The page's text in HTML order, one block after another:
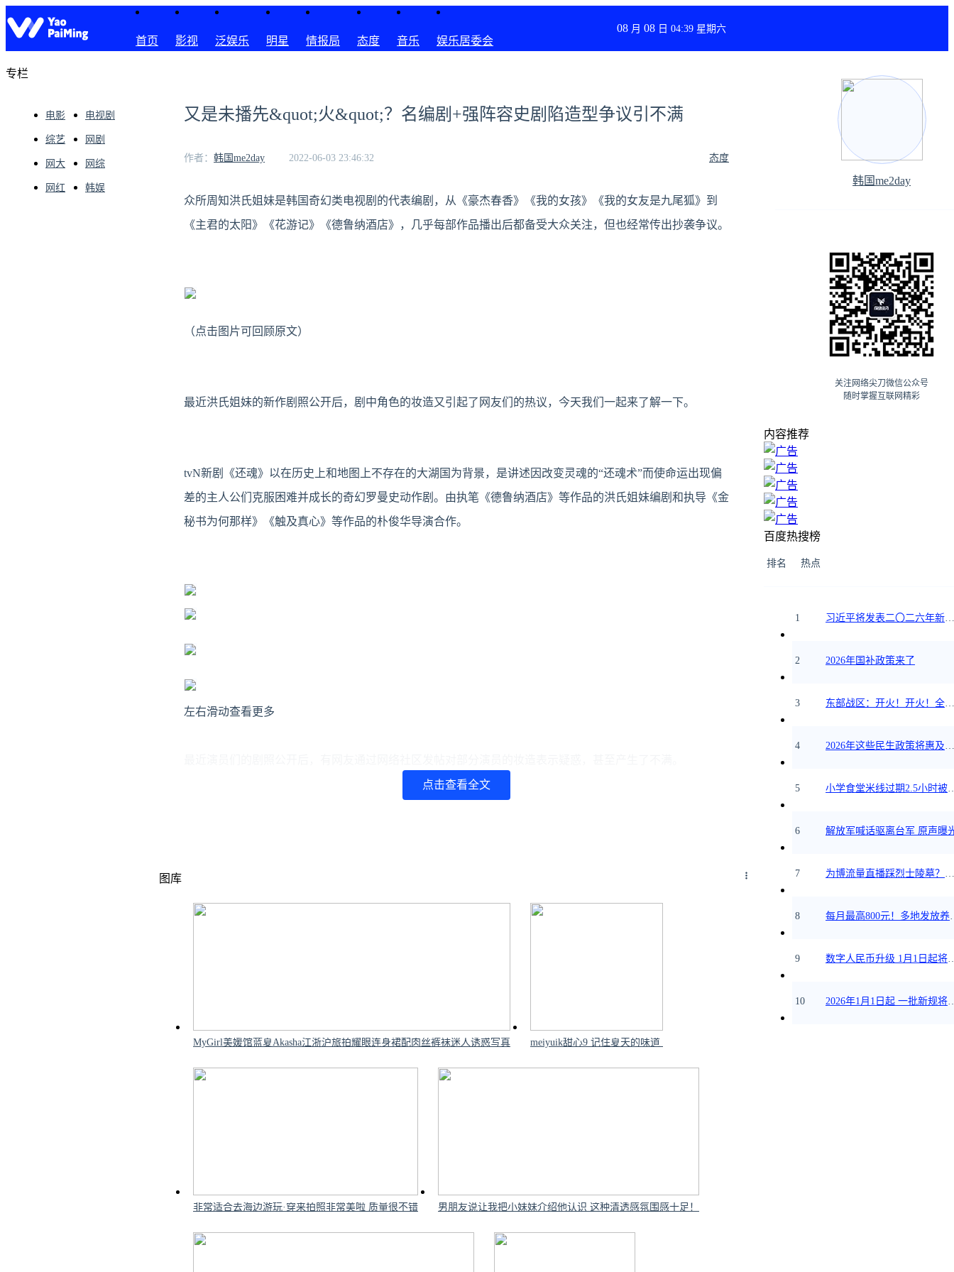
首页 影视 泛娱乐 明星 情报局 态度 音乐 娱乐居委会
08 月 08 日 04:39 星期六
专栏
电影 电视剧
综艺 网剧
网大 网综
网红 韩娱
又是未播先&quot;火&quot;？名编剧+强阵容史剧陷造型争议引不满
态度
作者： 韩国me2day 2022-06-03 23:46:32
众所周知洪氏姐妹是韩国奇幻类电视剧的代表编剧，从《豪杰春香》《我的女孩》《我的女友是九尾狐》到
《主君的太阳》《花游记》《德鲁纳酒店》，几乎每部作品播出后都备受大众关注，但也经常传出抄袭争议。
（点击图片可回顾原文）
最近洪氏姐妹的新作剧照公开后，剧中角色的妆造又引起了网友们的热议，今天我们一起来了解一下。
tvN新剧《还魂》以在历史上和地图上不存在的大湖国为背景，是讲述因改变灵魂的“还魂术”而使命运出现偏
差的主人公们克服困难并成长的奇幻罗曼史动作剧。由执笔《德鲁纳酒店》等作品的洪氏姐妹编剧和执导《金
秘书为何那样》《触及真心》等作品的朴俊华导演合作。
左右滑动查看更多
点击查看全文
图库
MyGirl美媛馆蓝夏Akasha江浙沪旅拍耀眼连身裙配肉丝裤袜迷人诱惑写真 meiyuik甜心9 记住夏天的味道 ​​​​
非常适合去海边游玩·穿来拍照非常美啦 质量很不错 男朋友说让我把小妹妹介绍他认识 这种清透感氛围感十足！
韩国me2day
关注网络尖刀微信公众号
随时掌握互联网精彩
内容推荐
百度热搜榜
排名 热点
1 习近平将发表二〇二六年
2 2026年国补政策来了
3 东部战区：开火！开火！全
4 2026年这些民生政策将
5 小学食堂米线
6 解放军喊话驱离台军 原声曝
7 为博流量直播踩烈士陵墓？
8 每月最
9 数字人民币升级
10 2026年1月1日